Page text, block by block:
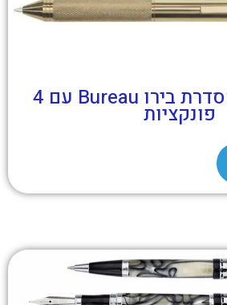
עטי X-pen מסדרת בירו Bureau עם 4
פונקציות